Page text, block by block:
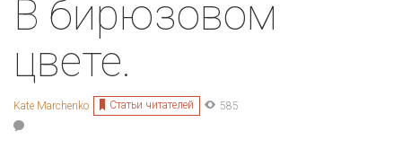
В бирюзовом
цвете.
Kate Marchenko Статьи читателей 585